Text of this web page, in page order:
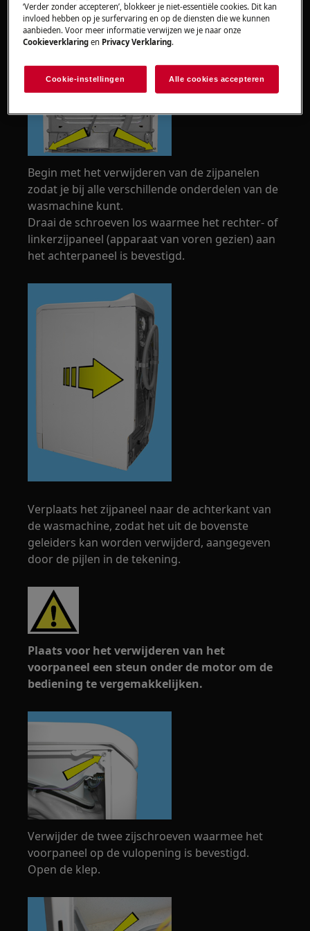
Begin met het verwijderen van de zijpanelen
zodat je bij alle verschillende onderdelen van de
wasmachine kunt.
Draai de schroeven los waarmee het rechter- of
linkerzijpaneel (apparaat van voren gezien) aan
het achterpaneel is bevestigd.
Verplaats het zijpaneel naar de achterkant van
de wasmachine, zodat het uit de bovenste
geleiders kan worden verwijderd, aangegeven
door de pijlen in de tekening.
Plaats voor het verwijderen van het
voorpaneel een steun onder de motor om de
bediening te vergemakkelijken.
Verwijder de twee zijschroeven waarmee het
voorpaneel op de vulopening is bevestigd.
Open de klep.
‘Verder zonder accepteren’, blokkeer je niet-essentiële cookies. Dit kan
invloed hebben op je surfervaring en op de diensten die we kunnen
aanbieden. Voor meer informatie verwijzen we je naar onze
Cookieverklaring en Privacy Verklaring.
Cookie-instellingen Alle cookies accepteren